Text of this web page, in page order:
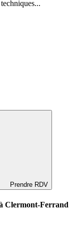
Prendre RDV
Clermont-Ferrand